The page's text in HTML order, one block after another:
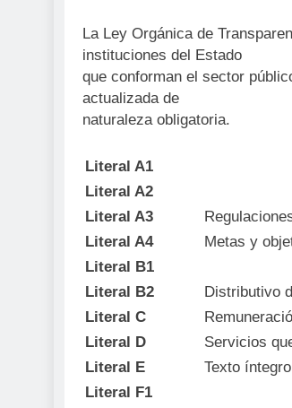
La Ley Orgánica de
instituciones del Estado
que conforman el sector
actualizada de
naturaleza obligatoria.
Literal A1
Literal A2
Literal A3
Literal A4
Metas y
Literal B1
Literal B2
Distributivo
Literal C
Literal D
Servicios
Literal E
Texto
Literal F1